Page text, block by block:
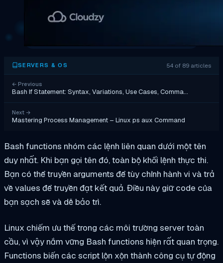
SERVERS & OS 54 of 89 articles
← Previous
Bash If Statement: Syntax, Variations, Use Cases, Comma…
Next →
Mastering Process Management – Linux ps aux Command
Bash functions nhóm các lệnh liên quan dưới một tên
duy nhất. Khi bạn gọi tên đó, toàn bộ khối lệnh thực thi.
Bạn có thể truyền arguments để tùy chỉnh hành vi và trả
về values để truyền đạt kết quả. Điều này giữ code của
bạn sạch sẽ và dễ bảo trì.
Linux chiếm ưu thế trong các môi trường server toàn
cầu, vì vậy nắm vững Bash functions hiện rất quan trọng.
Functions biến các script lộn xộn thành công cụ tự động